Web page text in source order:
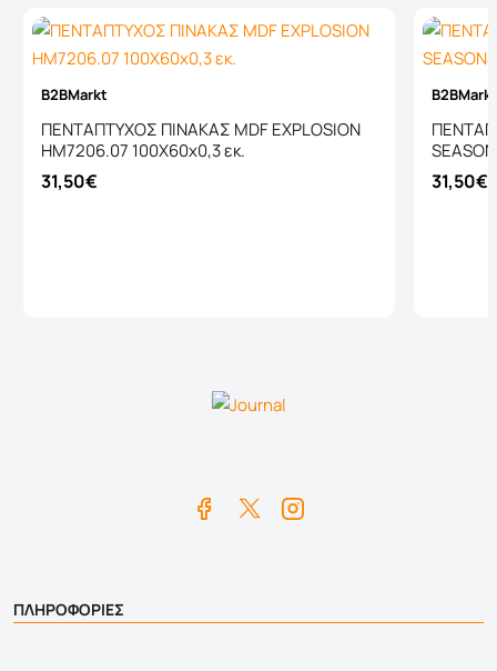
B2BMarkt
ΠΕΝΤΑΠΤΥΧΟΣ ΠΙΝΑΚΑΣ MDF EXPLOSION
HM7206.07 100X60x0,3 εκ.
31,50€ 31,50€
ΠΛΗΡΟΦΟΡΙΕΣ